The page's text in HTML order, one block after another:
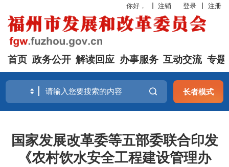
你好， 注销 登录 注册
首页 政务公开 解读回应 办事服务 互动交流 专题
长者模式
国家发展改革委等五部委联合印发
《农村饮水安全工程建设管理办